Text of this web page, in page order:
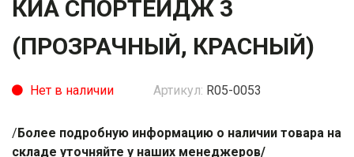
КИА СПОРТЕЙДЖ 3
(ПРОЗРАЧНЫЙ, КРАСНЫЙ)
Артикул: R05-0053
Нет в наличии
/Более подробную информацию о наличии товара на
складе уточняйте у наших менеджеров/